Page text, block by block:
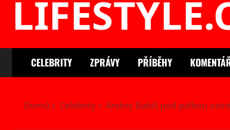
CELEBRITY ZPRÁVY PŘÍBĚHY
Domů Celebrity Andrej Babiš pod palbou